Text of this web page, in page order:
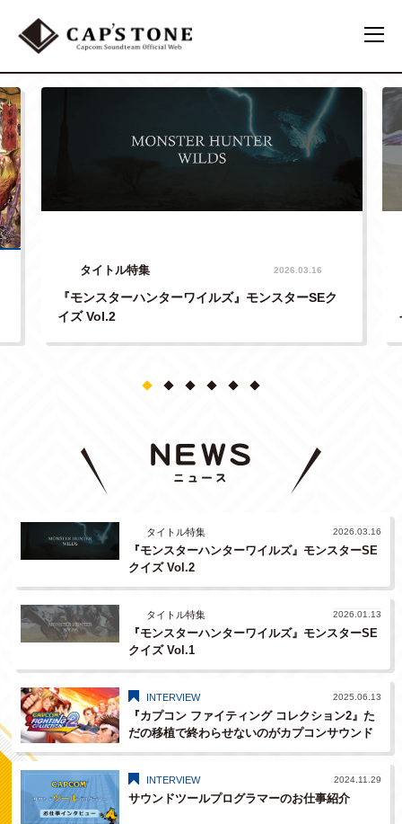
タイトル特集 2026.03.16
『モンスターハンターワイルズ』モンスターSEク
イズ Vol.2
タイトル特集
『モンスターハンターワイルズ』モンスターSE
クイズ Vol.2
2026.03.16
タイトル特集
『モンスターハンターワイルズ』モンスターSE
クイズ Vol.1
2026.01.13
INTERVIEW
『カプコン ファイティング コレクション2』た
だの移植で終わらせないのがカプコンサウンド
チーム！
2025.06.13
INTERVIEW
サウンドツールプログラマーのお仕事紹介
2024.11.29